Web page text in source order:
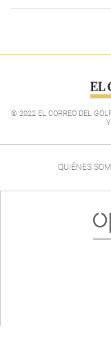
© 2022 EL CORREO DEL
QUIÉNES